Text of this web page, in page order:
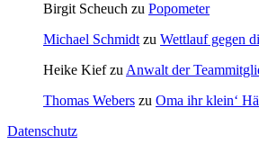
Birgit Scheuch zu Popometer
Michael Schmidt zu Wettlauf gegen
Heike Kiefzu Anwalt der
Thomas Webers zu Oma ihr klein‘
Datenschutz